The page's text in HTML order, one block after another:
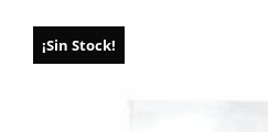
¡Sin Stock!